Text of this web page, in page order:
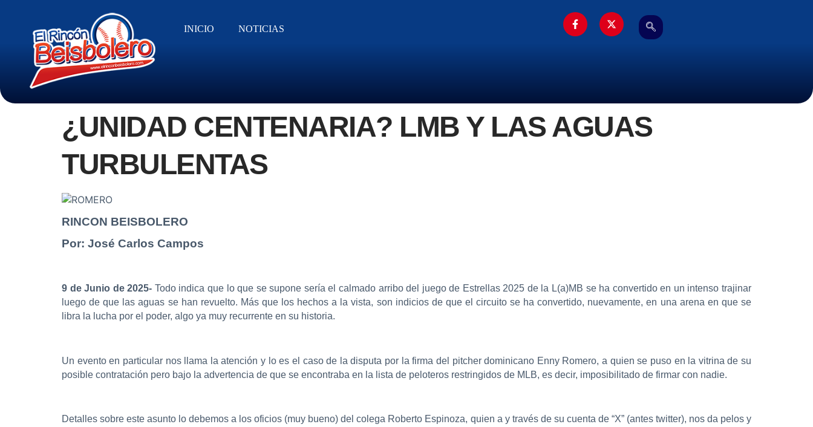
INICIO NOTICIAS
¿UNIDAD CENTENARIA? LMB Y LAS AGUAS
TURBULENTAS
RINCON BEISBOLERO
Por: José Carlos Campos
9 de Junio de 2025- Todo indica que lo que se supone sería el calmado arribo del juego de Estrellas 2025 de la L(a)MB se ha convertido en un intenso trajinar
luego de que las aguas se han revuelto. Más que los hechos a la vista, son indicios de que el circuito se ha convertido, nuevamente, en una arena en que se
libra la lucha por el poder, algo ya muy recurrente en su historia.
Un evento en particular nos llama la atención y lo es el caso de la disputa por la firma del pitcher dominicano Enny Romero, a quien se puso en la vitrina de su
posible contratación pero bajo la advertencia de que se encontraba en la lista de peloteros restringidos de MLB, es decir, imposibilitado de firmar con nadie.
Detalles sobre este asunto lo debemos a los oficios (muy bueno) del colega Roberto Espinoza, quien a y través de su cuenta de “X” (antes twitter), nos da pelos y